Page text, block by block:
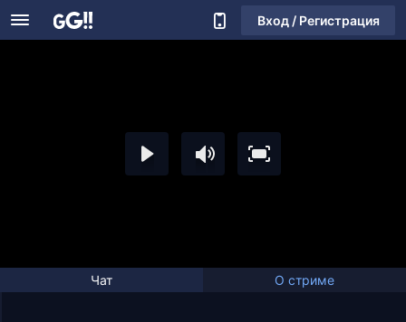
Вход / Регистрация
Чат О стриме